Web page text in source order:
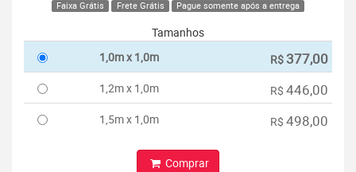
Faixa Grátis Frete Grátis Pague somente após a entrega
Tamanhos
1,0m x 1,0m
R$ 377,00
1,2m x 1,0m R$ 446,00
1,5m x 1,0m R$ 498,00
Comprar